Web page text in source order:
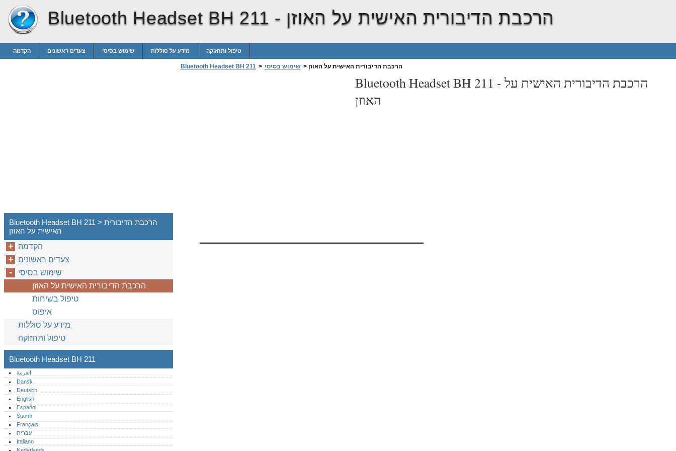
Bluetooth Headset BH 211 - הרכבת הדיבורית האישית על האוזן
הקדמה צעדים ראשונים שימוש בסיסי מידע על סוללות טיפול ותחזוקה
Bluetooth Headset BH 211 > שימוש בסיסי > הרכבת הדיבורית האישית על האוזן
Bluetooth Headset BH 211 - הרכבת הדיבורית האישית על
האוזן
Bluetooth Headset BH 211 > הרכבת הדיבורית
האישית על האוזן
הקדמה
צעדים ראשונים
שימוש בסיסי
הרכבת הדיבורית האישית על האוזן
טיפול בשיחות
איפוס
מידע על סוללות
טיפול ותחזוקה
Bluetooth Headset BH 211
العربية
Dansk
Deutsch
English
Español
Suomi
Français
עברית
Italiano